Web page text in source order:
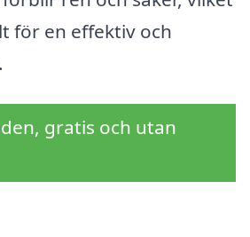
för en effektiv och
gratis och utan